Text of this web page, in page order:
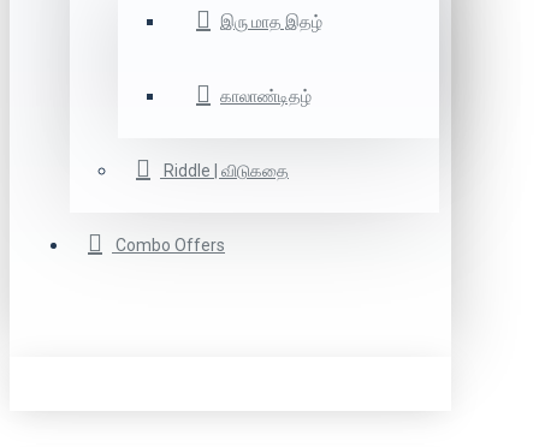
இரு மாத இதழ்
காலாண்டிதழ்
Riddle | விடுகதை
Combo Offers